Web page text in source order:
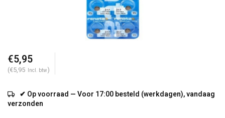
€5,95
(€5,95 Incl. btw)
✔ Op voorraad — Voor 17:00 besteld (werkdagen), vandaag
verzonden